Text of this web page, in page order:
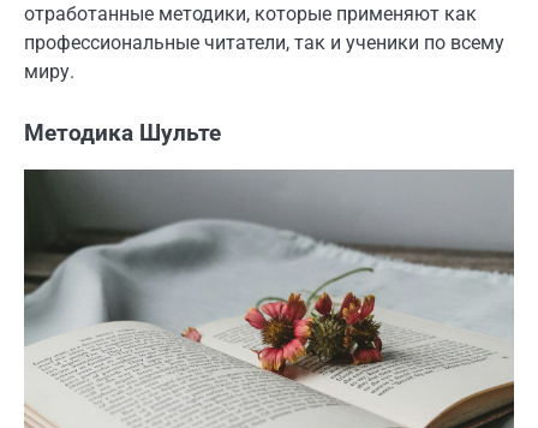
отработанные методики, которые применяют как
профессиональные читатели, так и ученики по всему
миру.
Методика Шульте